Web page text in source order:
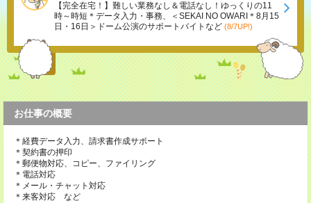
【完全在宅！】難しい業務なし＆電話なし！ゆっくりの11
時～時短＊データ入力・事務、＜SEKAI NO OWARI＊8月15
日・16日＞ドーム公演のサポートバイトなど (8/7UP!)
お仕事の概要
＊経費データ入力、請求書作成サポート
＊契約書の押印
＊郵便物対応、コピー、ファイリング
＊電話対応
＊メール・チャット対応
＊来客対応 など